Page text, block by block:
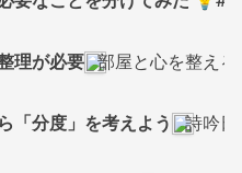
理が必要 部屋と心を整える
「分度」を考えよう 詩吟日